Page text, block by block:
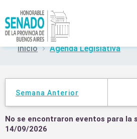
PRENSA
Inicio Agenda Legislativa
Semana Anterior
No se encontraron eventos para la
14/09/2026